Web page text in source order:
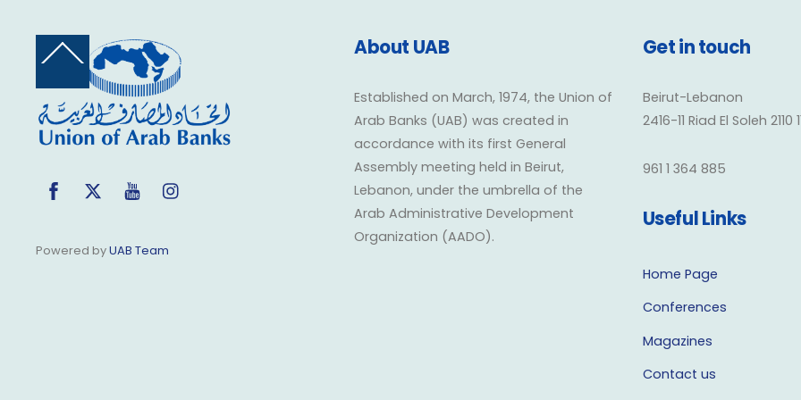
Back
Top
FacebookTwitter YouTube
Powered byUAB Team
About UAB
Established on March, 1974, the Union of
Arab Banks (UAB) was created in
accordance with its first General
Assembly meeting held in Beirut,
Lebanon, under the umbrella of the
Arab Administrative Development
Organization (AADO).
Get in touch
Beirut-Lebanon
2416-11 Riad El Soleh 2110
961 1 364 885
Useful Links
Home Page
Conferences
Magazines
Contact us